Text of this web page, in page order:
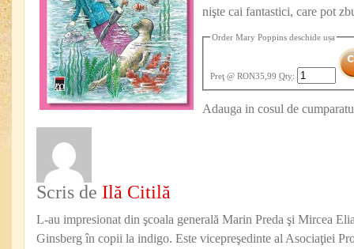
nişte cai fantastici, care pot
Order Mary Poppins deschide ușa
Preţ @ RON35,99 Qty:
Adauga in cosul de
Scris de Ilă Citilă
L-au impresionat din şcoala generală Marin Preda şi Mircea
Ginsberg în copii la indigo. Este vicepreşedinte al Asociaţiei